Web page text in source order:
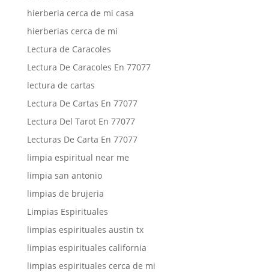
hierberia cerca de mi casa
hierberias cerca de mi
Lectura de Caracoles
Lectura De Caracoles En 77077
lectura de cartas
Lectura De Cartas En 77077
Lectura Del Tarot En 77077
Lecturas De Carta En 77077
limpia espiritual near me
limpia san antonio
limpias de brujeria
Limpias Espirituales
limpias espirituales austin tx
limpias espirituales california
limpias espirituales cerca de mi